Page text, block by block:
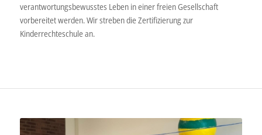
verantwortungsbewusstes Leben in einer freien Gesellschaft
vorbereitet werden. Wir streben die Zertifizierung zur
Kinderrechteschule an.